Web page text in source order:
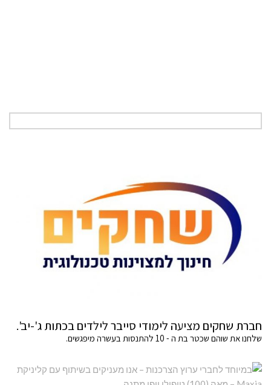
חברת שחקים מציעה לימודי סייבר לילדים בכתות ג'-יב'.
שלחנו את שוהם שכטר בת ה - 10 להתנסות בעשרה מיפגשים.